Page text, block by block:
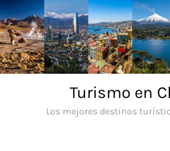
Saltar
al
contenido
Turismo en
Los mejores destinos